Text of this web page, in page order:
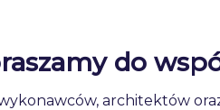
do
architektów